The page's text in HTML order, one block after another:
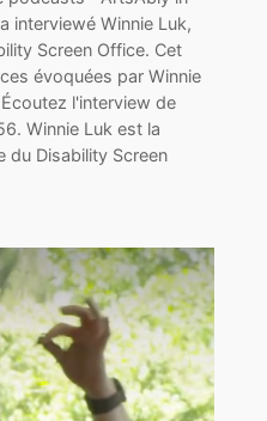
interviewé Winnie Luk,
Screen Office. Cet
évoquées par Winnie
l'interview de
Winnie Luk est la
du Disability Screen